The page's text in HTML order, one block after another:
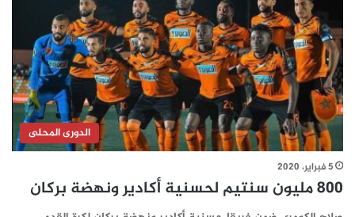
الدورى المحلى
5 فبراير، 2020
800 مليون سنتيم لحسنية أكادير ونهضة بركان